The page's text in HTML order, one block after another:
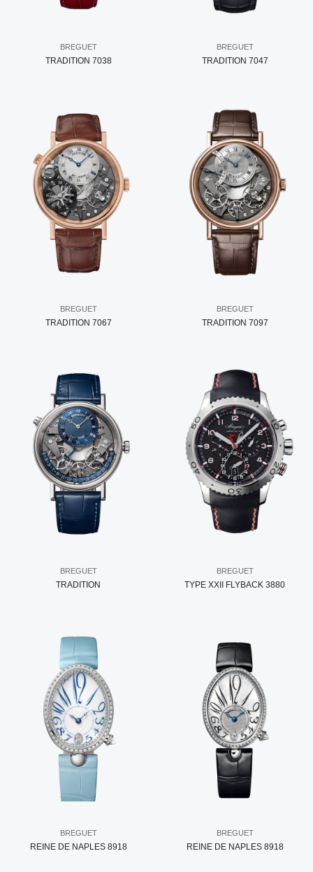
BREGUET
TRADITION 7038
BREGUET
TRADITION 7047
BREGUET
TRADITION 7067
BREGUET
TRADITION 7097
BREGUET
TRADITION
BREGUET
TYPE XXII FLYBACK 3880
BREGUET
REINE DE NAPLES 8918
BREGUET
REINE DE NAPLES 8918